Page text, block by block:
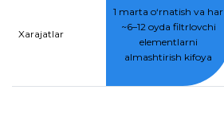
Xarajatlar
1 marta o‘rnatish va har
~6–12 oyda filtrlovchi
elementlarni
almashtirish kifoya